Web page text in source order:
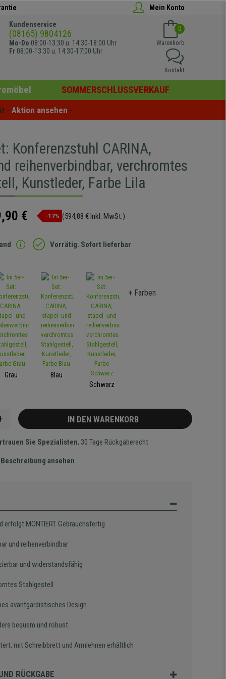
Mein Konto
Kundenservice
(08165) 9804126
Mo-Do 08:00-13:30 u. 14:30-18:00 Uhr
Fr 08:00-13:30 u. 14:30-17:00 Uhr
0
Warenkorb
Kontakt
SOMMERSCHLUSSVERKAUF
- Aktion ansehen -
Konferenzstuhl CARINA,
reihenverbindbar, verchromtes
Kunstleder, Farbe Lila
€ -17% (594,88 € Inkl. MwSt.)
Vorrätig. Sofort lieferbar
Grau
Blau
Schwarz
+ Farben
IN DEN WARENKORB
Sie Spezialisten, 30 Tage Rückgaberecht
ansehen
erfolgt MONTIERT. Gebrauchsfertig
und reihenverbindbar
und widerstandsfähig
Stahlgestell
avantgardistisches Design
bequem und robust
mit Schreibbrett und Armlehnen erhältlich
RÜCKGABE